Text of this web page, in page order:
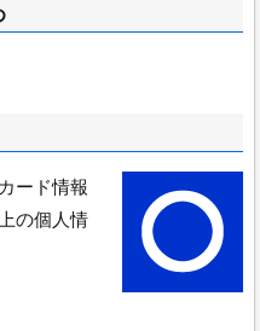
ード情報
の個人情